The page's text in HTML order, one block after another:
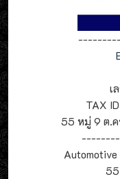
เล
TAX
55 หมู่ 9 ต.
55